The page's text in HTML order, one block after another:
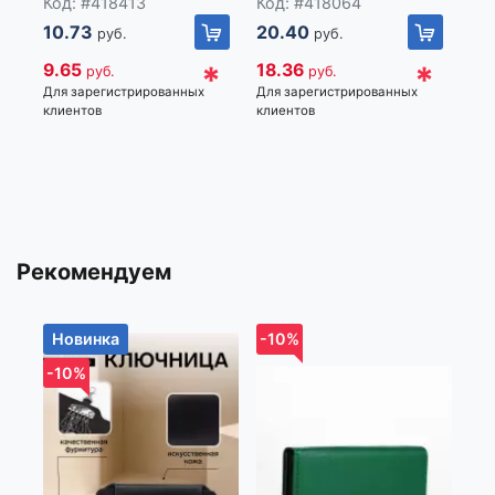
черная
10.73 руб.
9.65 руб.
Для зарегистрированных
клиентов
*
20.40 руб.
18.36 руб.
Для зарегистрированных
клиентов
*
Рекомендуем
Новинка
-10%
-10%